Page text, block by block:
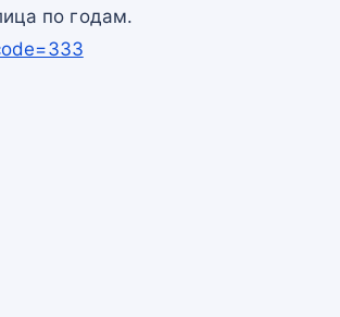
по годам.